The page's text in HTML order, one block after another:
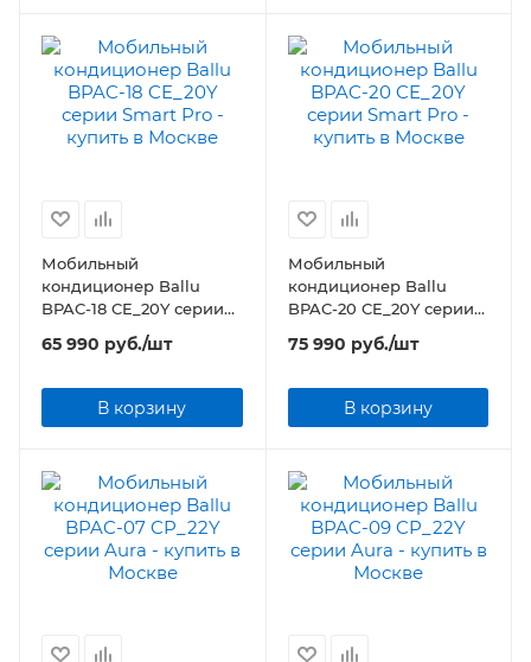
Мобильный
кондиционер Ballu
BPAC-18 CE_20Y серии
65 990 руб./шт
В корзину
Мобильный
кондиционер Ballu
BPAC-20 CE_20Y серии
75 990 руб./шт
В корзину